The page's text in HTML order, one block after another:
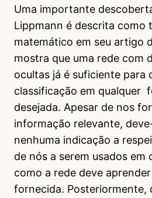
Uma importante
Lippmann é descrita como
matemático em seu artigo
mostra que uma rede com
ocultas já é suficiente para
classificação em qualquer
desejada. Apesar de nos
informação relevante,
nenhuma indicação a
de nós a serem usados em
como a rede deve
fornecida. Posteriormente,